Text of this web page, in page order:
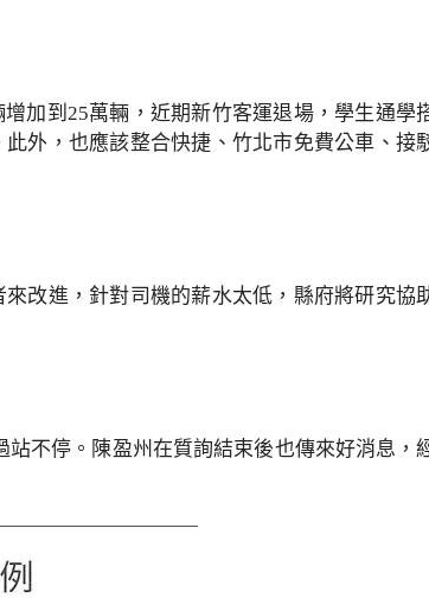
加到25萬輛，近期新竹客運退場，學生通學
外，也應該整合快捷、竹北市免費公車、接
改進，針對司機的薪水太低，縣府將研究協
不停。陳盈州在質詢結束後也傳來好消息，